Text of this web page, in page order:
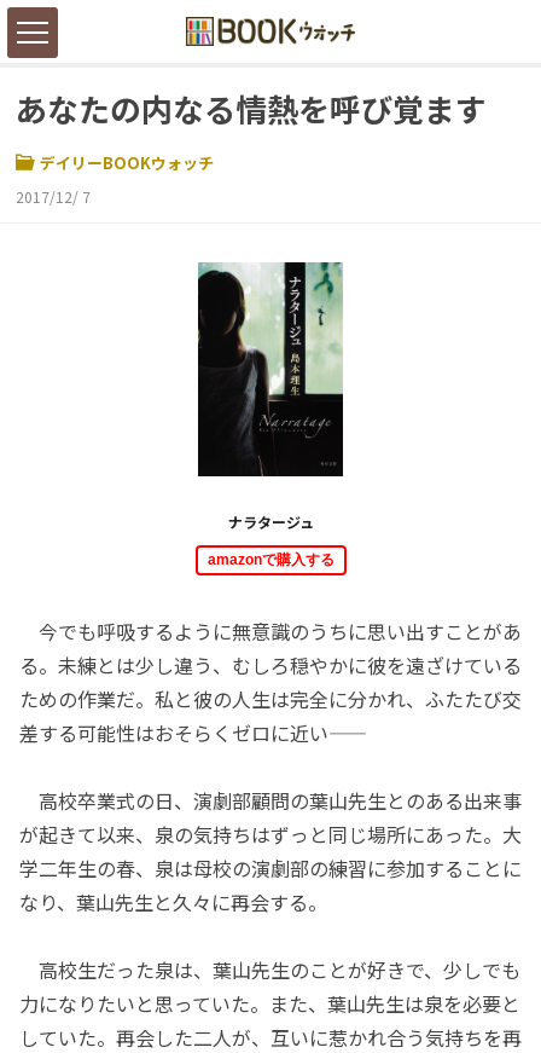
あなたの内なる情熱を呼び覚ます
デイリーBOOKウォッチ
2017/12/ 7
ナラタージュ
amazonで購入する
今でも呼吸するように無意識のうちに思い出すことがあ
る。未練とは少し違う、むしろ穏やかに彼を遠ざけている
ための作業だ。私と彼の人生は完全に分かれ、ふたたび交
差する可能性はおそらくゼロに近い――
高校卒業式の日、演劇部顧問の葉山先生とのある出来事
が起きて以来、泉の気持ちはずっと同じ場所にあった。大
学二年生の春、泉は母校の演劇部の練習に参加することに
なり、葉山先生と久々に再会する。
高校生だった泉は、葉山先生のことが好きで、少しでも
力になりたいと思っていた。また、葉山先生は泉を必要と
していた。再会した二人が、互いに惹かれ合う気持ちを再